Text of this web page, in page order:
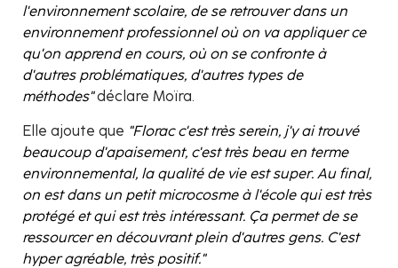
l'environnement scolaire, de se retrouver dans un
environnement professionnel où on va appliquer ce
qu'on apprend en cours, où on se confronte à
d'autres problématiques, d'autres types de
méthodes"déclare Moïra.
Elle ajoute que "Florac c'est très serein, j'y ai trouvé
beaucoup d'apaisement, c'est très beau en terme
environnemental, la qualité de vie est super. Au final,
on est dans un petit microcosme à l'école qui est très
protégé et qui est très intéressant. Ça permet de se
ressourcer en découvrant plein d'autres gens. C'est
hyper agréable, très positif."